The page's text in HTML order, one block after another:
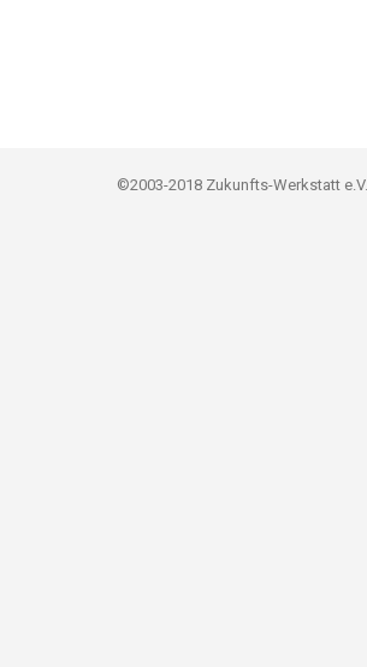
©2003-2018 Zukunfts-Werkstatt e.V.